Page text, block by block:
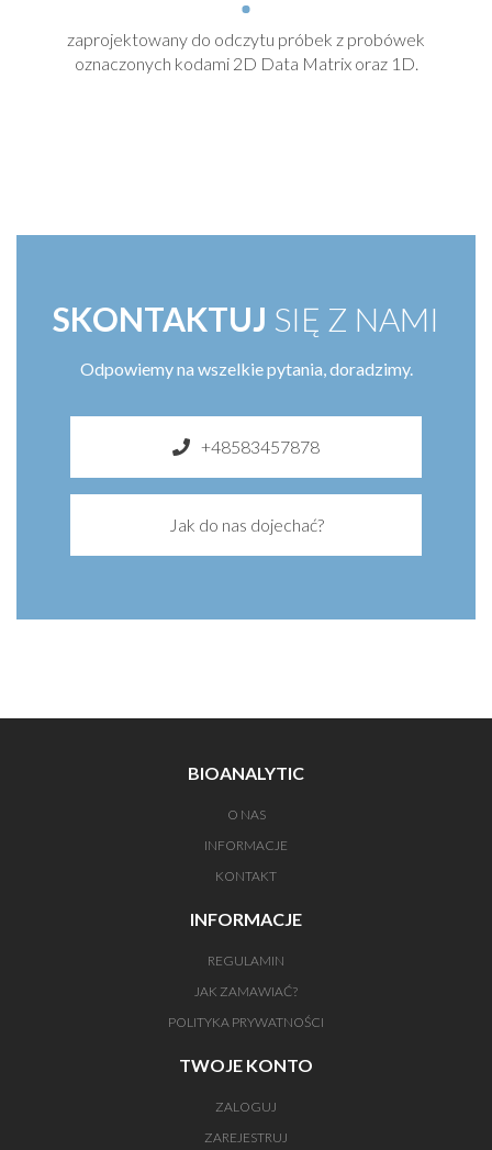
zaprojektowany do odczytu próbek z probówek
oznaczonych kodami 2D Data Matrix oraz 1D.
SKONTAKTUJ SIĘ Z NAMI
Odpowiemy na wszelkie pytania, doradzimy.
+48583457878
Jak do nas dojechać?
BIOANALYTIC
O NAS
INFORMACJE
KONTAKT
INFORMACJE
REGULAMIN
JAK ZAMAWIAĆ?
POLITYKA PRYWATNOŚCI
TWOJE KONTO
ZALOGUJ
ZAREJESTRUJ